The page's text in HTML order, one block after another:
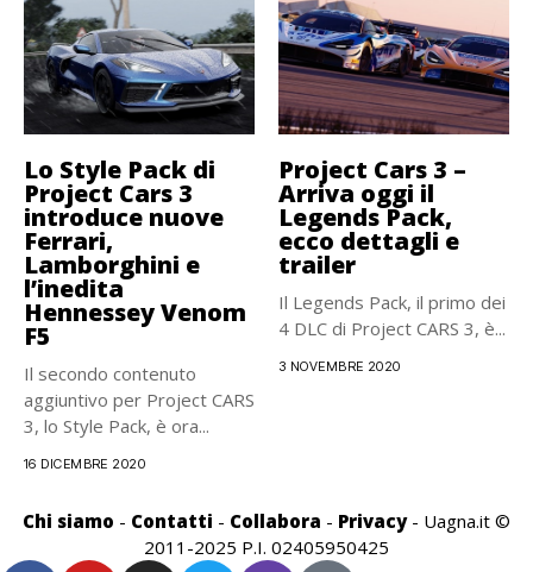
Lo Style Pack di
Project Cars 3
introduce nuove
Ferrari,
Lamborghini e
l’inedita
Hennessey Venom
F5
Il secondo contenuto
aggiuntivo per Project CARS
3, lo Style Pack, è ora...
16 DICEMBRE 2020
Project Cars 3 –
Arriva oggi il
Legends Pack,
ecco dettagli e
trailer
Il Legends Pack, il primo dei
4 DLC di Project CARS 3, è...
3 NOVEMBRE 2020
Chi siamo - Contatti - Collabora - Privacy- Uagna.it ©
2011-2025 P.I. 02405950425